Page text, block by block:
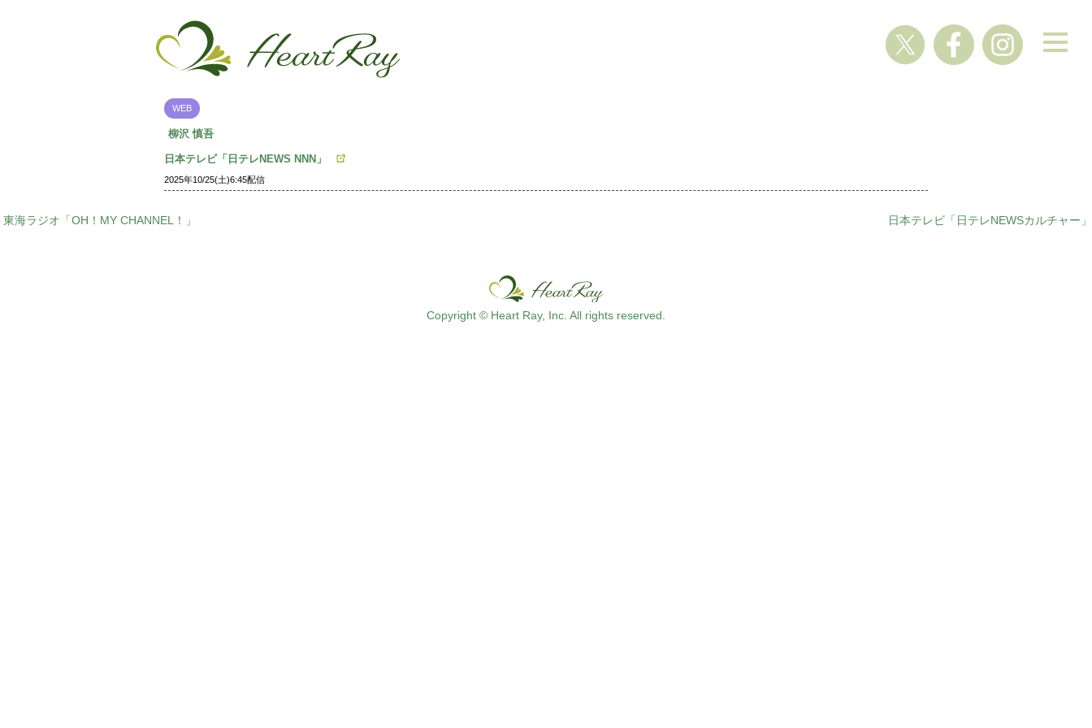
WEB
柳沢 慎吾
日本テレビ「日テレNEWS NNN」
2025年10/25(土)6:45配信
東海ラジオ「OH！MY CHANNEL！」 日本テレビ「日テレNEWSカルチャー」
Copyright © Heart Ray, Inc. All rights reserved.